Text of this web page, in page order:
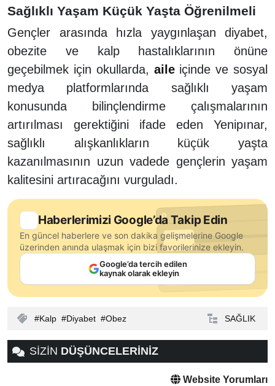
Sağlıklı Yaşam Küçük Yaşta Öğrenilmeli
Gençler arasında hızla yaygınlaşan diyabet,
obezite ve kalp hastalıklarının önüne
geçebilmek için okullarda, aileiçinde ve sosyal
medya platformlarında sağlıklı yaşam
konusunda bilinçlendirme çalışmalarının
artırılması gerektiğini ifade eden Yenipınar,
sağlıklı alışkanlıkların küçük yaşta
kazanılmasının uzun vadede gençlerin yaşam
kalitesini artıracağını vurguladı.
Haberlerimizi Google’da Takip Edin
En güncel haberlere ve son dakika gelişmelerine Google
üzerinden anında ulaşmak için bizi favorilerinize ekleyin.
Google’da tercih edilen
kaynak olarak ekleyin
Kalp Diyabet Obez SAĞLIK
SİZİN DÜŞÜNCELERİNİZ
Website Yorumları